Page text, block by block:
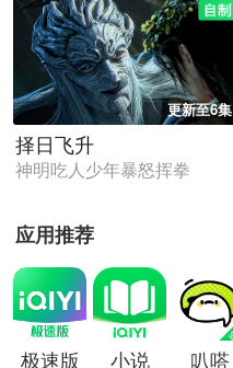
更新至6集
择日飞升
神明吃人少年暴怒挥拳
应用推荐
极速版 小说 叭嗒